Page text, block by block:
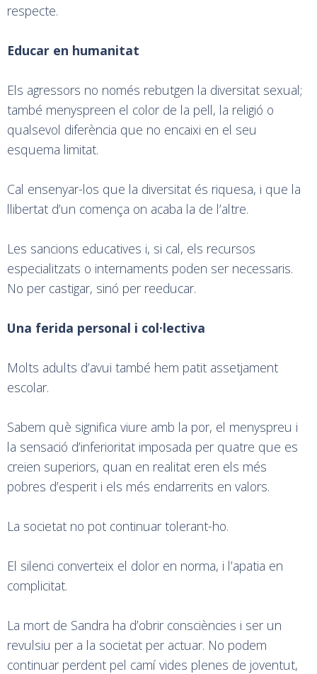
respecte.
Educar en humanitat
Els agressors no només rebutgen la diversitat sexual;
també menyspreen el color de la pell, la religió o
qualsevol diferència que no encaixi en el seu
esquema limitat.
Cal ensenyar-los que la diversitat és riquesa, i que la
llibertat d’un comença on acaba la de l’altre.
Les sancions educatives i, si cal, els recursos
especialitzats o internaments poden ser necessaris.
No per castigar, sinó per reeducar.
Una ferida personal i col·lectiva
Molts adults d’avui també hem patit assetjament
escolar.
Sabem què significa viure amb la por, el menyspreu i
la sensació d’inferioritat imposada per quatre que es
creien superiors, quan en realitat eren els més
pobres d’esperit i els més endarrerits en valors.
La societat no pot continuar tolerant-ho.
El silenci converteix el dolor en norma, i l’apatia en
complicitat.
La mort de Sandra ha d’obrir consciències i ser un
revulsiu per a la societat per actuar. No podem
continuar perdent pel camí vides plenes de joventut,